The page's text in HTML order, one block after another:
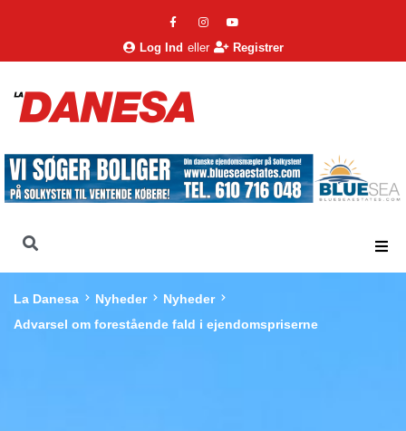
Log Ind eller Registrer
La Danesa Nyheder
Nyheder
Advarsel om forestående fald i ejendomspriserne